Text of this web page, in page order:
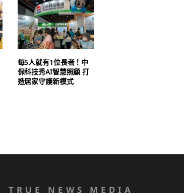
每5人就有1位長者！中
保科技秀AI智慧照顧 打
造居家守護新模式
TRUE NEWS MEDIA